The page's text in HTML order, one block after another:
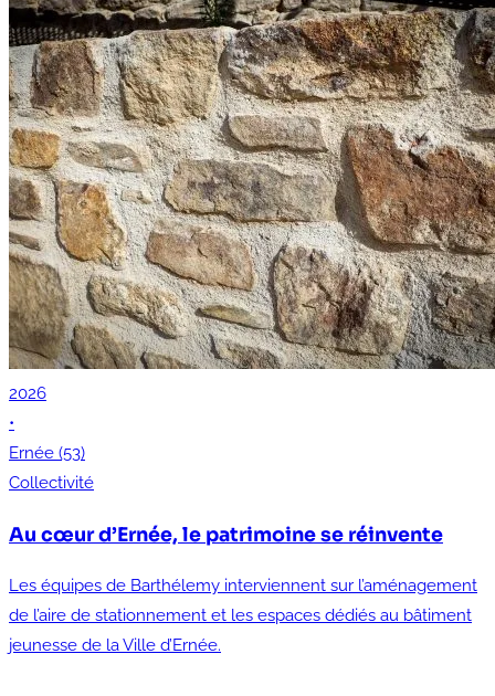
2026
•
Ernée (53)
Collectivité
Au cœur d’Ernée, le patrimoine se réinvente
Les équipes de Barthélemy interviennent sur l’aménagement
de l’aire de stationnement et les espaces dédiés au bâtiment
jeunesse de la Ville d’Ernée.